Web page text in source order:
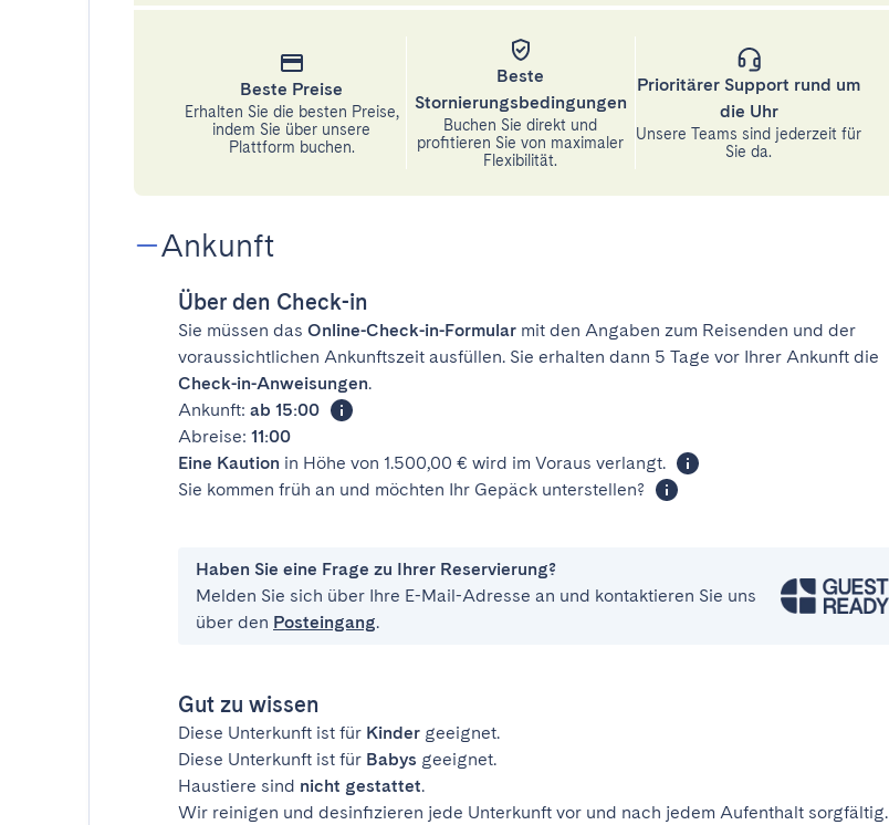
Beste Preise
Erhalten Sie die besten Preise,
indem Sie über unsere
Plattform buchen.
Beste
Stornierungsbedingungen
Buchen Sie direkt und
profitieren Sie von maximaler
Flexibilität.
Prioritärer Support rund um
die Uhr
Unsere Teams sind jederzeit für
Sie da.
Ankunft
Über den Check-in
Sie müssen das Online-Check-in-Formular mit den Angaben zum Reisenden und der
voraussichtlichen Ankunftszeit ausfüllen. Sie erhalten dann 5 Tage vor Ihrer Ankunft die
Check-in-Anweisungen.
Ankunft: ab 15:00
Abreise: 11:00
Eine Kaution in Höhe von 1.500,00 € wird im Voraus verlangt.
Sie kommen früh an und möchten Ihr Gepäck unterstellen?
Haben Sie eine Frage zu Ihrer Reservierung?
Melden Sie sich über Ihre E-Mail-Adresse an und kontaktieren Sie uns
über den Posteingang.
Gut zu wissen
Diese Unterkunft ist für Kinder geeignet.
Diese Unterkunft ist für Babys geeignet.
Haustiere sind nicht gestattet.
Wir reinigen und desinfizieren jede Unterkunft vor und nach jedem Aufenthalt sorgfältig.